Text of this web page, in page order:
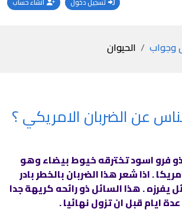
تسجيل دخول انشاء حساب
وجواب الحيوان
عن الضربان الامريكي ؟
ذو فرو اسود تخترقه خيوط بيضاء وهو
. اذا شعر هذا الضربان بالخطر بادر
يفرزه . هذا السائل ذو رائحه كريهة جدا
ايام قبل ان تزول نهائيا .